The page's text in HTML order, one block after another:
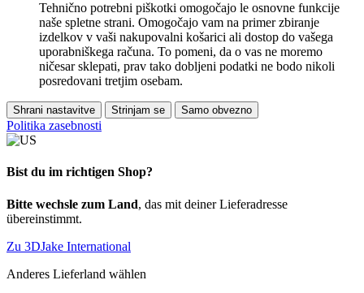
Tehnično potrebni piškotki omogočajo le osnovne funkcije
naše spletne strani. Omogočajo vam na primer zbiranje
izdelkov v vaši nakupovalni košarici ali dostop do vašega
uporabniškega računa. To pomeni, da o vas ne moremo
ničesar sklepati, prav tako dobljeni podatki ne bodo nikoli
posredovani tretjim osebam.
Shrani nastavitve Strinjam se Samo obvezno
Politika zasebnosti
Bist du im richtigen Shop?
Bitte wechsle zum Land, das mit deiner Lieferadresse
übereinstimmt.
Zu 3DJake International
Anderes Lieferland wählen